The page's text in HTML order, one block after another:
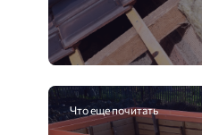
Что еще почитать